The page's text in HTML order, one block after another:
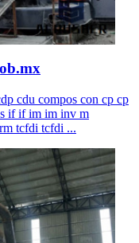
cdu compos con cp cp
if if im im inv m
tcfdi tcfdi ...